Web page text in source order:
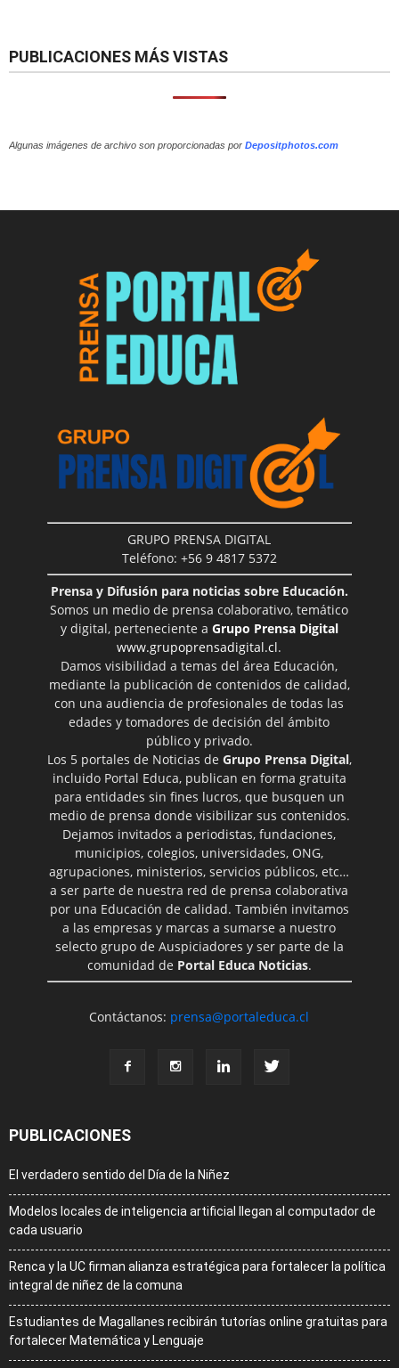
PUBLICACIONES MÁS VISTAS
Algunas imágenes de archivo son proporcionadas por Depositphotos.com
GRUPO PRENSA DIGITAL
Teléfono: +56 9 4817 5372
Prensa y Difusión para noticias sobre Educación.
Somos un medio de prensa colaborativo, temático
y digital, perteneciente a Grupo Prensa Digital
www.grupoprensadigital.cl.
Damos visibilidad a temas del área Educación,
mediante la publicación de contenidos de calidad,
con una audiencia de profesionales de todas las
edades y tomadores de decisión del ámbito
público y privado.
Los 5 portales de Noticias de Grupo Prensa Digital,
incluido Portal Educa, publican en forma gratuita
para entidades sin fines lucros, que busquen un
medio de prensa donde visibilizar sus contenidos.
Dejamos invitados a periodistas, fundaciones,
municipios, colegios, universidades, ONG,
agrupaciones, ministerios, servicios públicos, etc…
a ser parte de nuestra red de prensa colaborativa
por una Educación de calidad. También invitamos
a las empresas y marcas a sumarse a nuestro
selecto grupo de Auspiciadores y ser parte de la
comunidad de Portal Educa Noticias.
Contáctanos: prensa@portaleduca.cl
PUBLICACIONES
El verdadero sentido del Día de la Niñez
Modelos locales de inteligencia artificial llegan al computador de
cada usuario
Renca y la UC firman alianza estratégica para fortalecer la política
integral de niñez de la comuna
Estudiantes de Magallanes recibirán tutorías online gratuitas para
fortalecer Matemática y Lenguaje